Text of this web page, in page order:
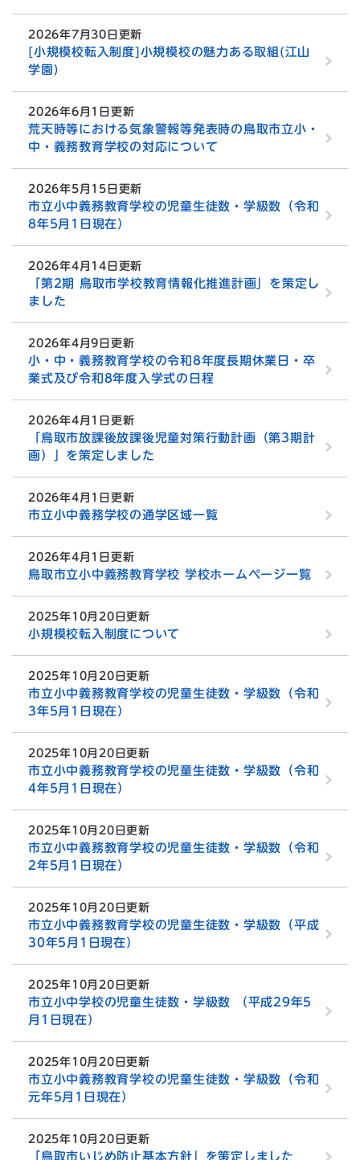
2026年7月30日更新
[小規模校転入制度]小規模校の魅力ある取組(江山
学園)
2026年6月1日更新
荒天時等における気象警報等発表時の鳥取市立小・
中・義務教育学校の対応について
2026年5月15日更新
市立小中義務教育学校の児童生徒数・学級数（令和
8年5月1日現在）
2026年4月14日更新
「第2期 鳥取市学校教育情報化推進計画」を策定し
ました
2026年4月9日更新
小・中・義務教育学校の令和8年度長期休業日・卒
業式及び令和8年度入学式の日程
2026年4月1日更新
「鳥取市放課後放課後児童対策行動計画（第3期計
画）」を策定しました
2026年4月1日更新
市立小中義務学校の通学区域一覧
2026年4月1日更新
鳥取市立小中義務教育学校 学校ホームページ一覧
2025年10月20日更新
小規模校転入制度について
2025年10月20日更新
市立小中義務教育学校の児童生徒数・学級数（令和
3年5月1日現在）
2025年10月20日更新
市立小中義務教育学校の児童生徒数・学級数（令和
4年5月1日現在）
2025年10月20日更新
市立小中義務教育学校の児童生徒数・学級数（令和
2年5月1日現在）
2025年10月20日更新
市立小中義務教育学校の児童生徒数・学級数（平成
30年5月1日現在）
2025年10月20日更新
市立小中学校の児童生徒数・学級数 （平成29年5
月1日現在）
2025年10月20日更新
市立小中義務教育学校の児童生徒数・学級数（令和
元年5月1日現在）
2025年10月20日更新
「鳥取市いじめ防止基本方針」を策定しました